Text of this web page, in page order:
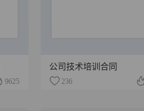
9625
公司技术培训合同
236